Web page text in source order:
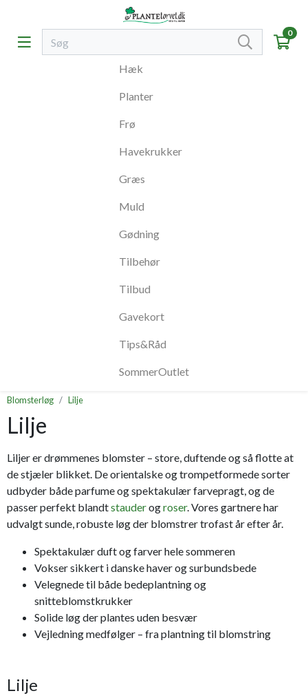
0
Hæk
Planter
Frø
Havekrukker
Græs
Muld
Gødning
Tilbehør
Tilbud
Gavekort
Tips&Råd
SommerOutlet
Blomsterløg Lilje
Lilje
Liljer er drømmenes blomster – store, duftende og så flotte at
de stjæler blikket. De orientalske og trompetformede sorter
udbyder både parfume og spektakulær farvepragt, og de
passer perfekt blandtstauderogroser. Vores gartnere har
udvalgt sunde, robuste løg der blomstrer trofast år efter år.
Spektakulær duft og farver hele sommeren
Vokser sikkert i danske haver og surbundsbede
Velegnede til både bedeplantning og
snitteblomstkrukker
Solide løg der plantes uden besvær
Vejledning medfølger – fra plantning til blomstring
Lilje